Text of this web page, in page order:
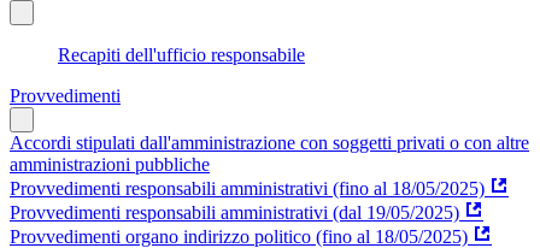
Recapiti dell'ufficio responsabile
Provvedimenti
Accordi stipulati dall'amministrazione con soggetti privati o con altre
amministrazioni pubbliche
Provvedimenti responsabili amministrativi (fino al 18/05/2025)
Provvedimenti responsabili amministrativi (dal 19/05/2025)
Provvedimenti organo indirizzo politico (fino al 18/05/2025)